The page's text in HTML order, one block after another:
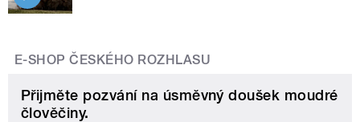
E-SHOP ČESKÉHO ROZHLASU
Přijměte pozvání na úsměvný doušek moudré
člověčiny.